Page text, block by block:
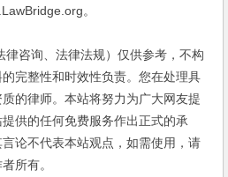
。
咨询、法律法规）仅供参考，不构
完整性和时效性负责。您在处理具
的律师。本站将努力为广大网友提
供的任何免费服务作出正式的承
论不代表本站观点，如需使用，请
所有。